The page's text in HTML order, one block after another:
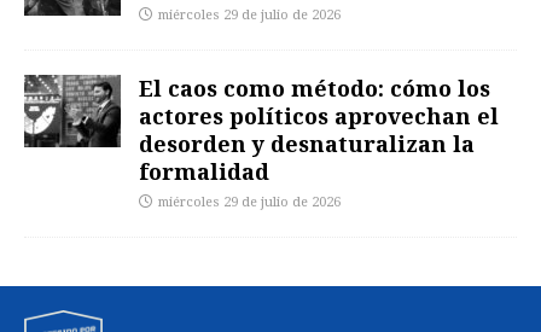
miércoles 29 de julio de 2026
El caos como método: cómo los
actores políticos aprovechan el
desorden y desnaturalizan la
formalidad
miércoles 29 de julio de 2026